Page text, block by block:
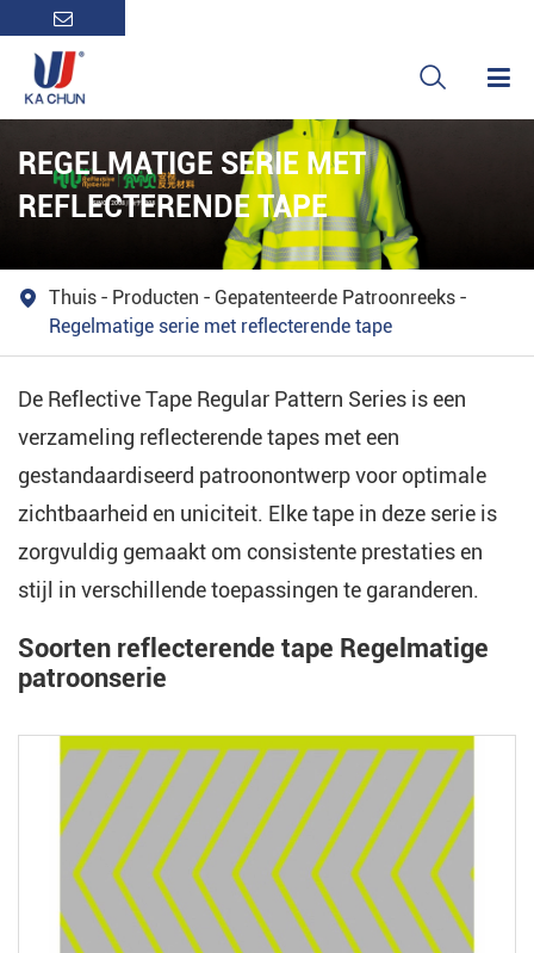

REGELMATIGE SERIE MET
REFLECTERENDE TAPE
 Thuis Producten
Gepatenteerde Patroonreeks
Regelmatige serie met reflecterende tape
De Reflective Tape Regular Pattern Series is een
verzameling reflecterende tapes met een
gestandaardiseerd patroonontwerp voor optimale
zichtbaarheid en uniciteit. Elke tape in deze serie is
zorgvuldig gemaakt om consistente prestaties en
stijl in verschillende toepassingen te garanderen.
Soorten reflecterende tape Regelmatige
patroonserie